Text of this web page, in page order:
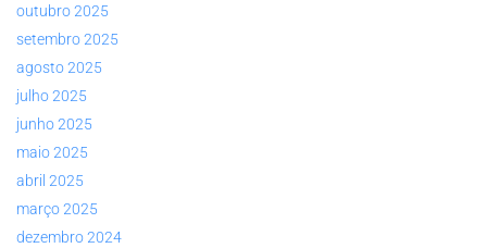
outubro 2025
setembro 2025
agosto 2025
julho 2025
junho 2025
maio 2025
abril 2025
março 2025
dezembro 2024